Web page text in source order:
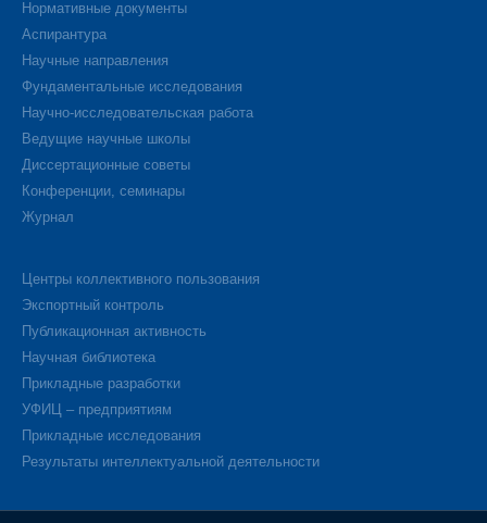
Нормативные документы
Аспирантура
Научные направления
Фундаментальные исследования
Научно-исследовательская работа
Ведущие научные школы
Диссертационные советы
Конференции, семинары
Журнал
Центры коллективного пользования
Экспортный контроль
Публикационная активность
Научная библиотека
Прикладные разработки
УФИЦ – предприятиям
Прикладные исследования
Результаты интеллектуальной деятельности